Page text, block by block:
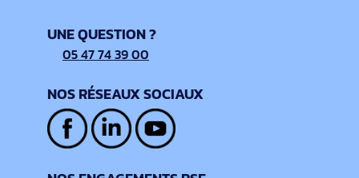
UNE QUESTION ?
05 47 74 39 00
NOS RÉSEAUX SOCIAUX